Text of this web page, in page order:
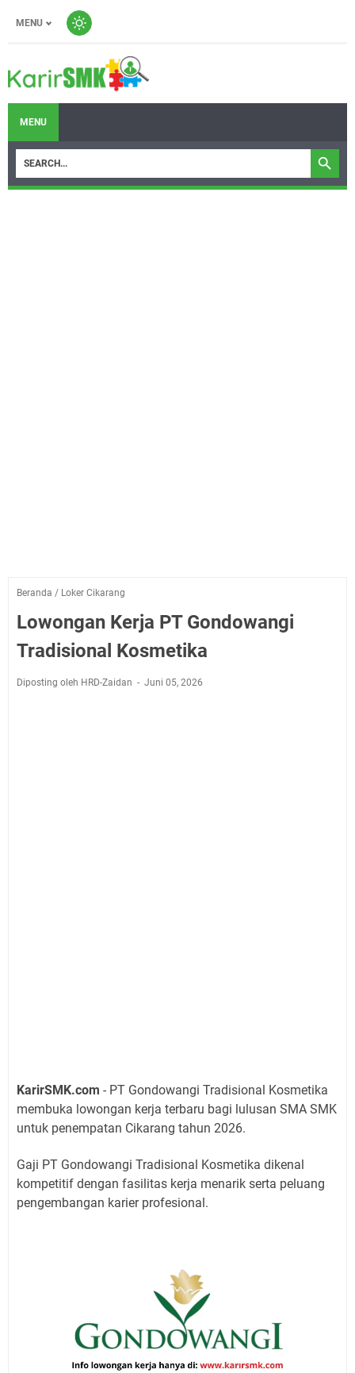
MENU
MENU
Beranda / Loker Cikarang
Lowongan Kerja PT Gondowangi
Tradisional Kosmetika
Diposting oleh HRD-Zaidan Juni 05, 2026
KarirSMK.com - PT Gondowangi Tradisional Kosmetika
membuka lowongan kerja terbaru bagi lulusan SMA SMK
untuk penempatan Cikarang tahun 2026.
Gaji PT Gondowangi Tradisional Kosmetika dikenal
kompetitif dengan fasilitas kerja menarik serta peluang
pengembangan karier profesional.